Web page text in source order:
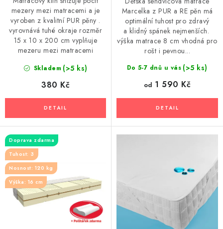
Skladem (>5 ks)
380 Kč
mezery mezi matracemi a je
vyroben z kvalitní PUR pěny .
vyrovnává tuhé okraje rozměr
15 x 10 x 200 cm vyplňuje
mezeru mezi matracemi
Do 5-7 dnů u vás (>5 ks)
od 1 590 Kč
Marcelka z PUR a RE pěn má
optimální tuhost pro zdravý
a klidný spánek nejmenších.
výška matrace 8 cm vhodná pro
rošt i pevnou...
Doprava zdarma
Tuhost: 3
Nosnost: 120 kg
Výška: 16 cm